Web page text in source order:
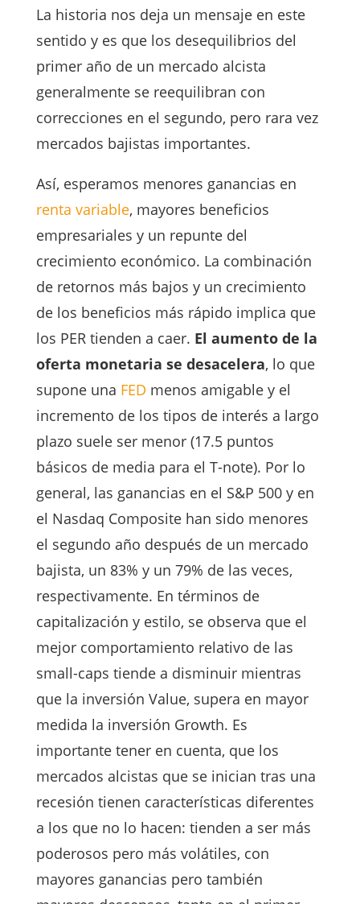
La historia nos deja un mensaje en este
sentido y es que los desequilibrios del
primer año de un mercado alcista
generalmente se reequilibran con
correcciones en el segundo, pero rara vez
mercados bajistas importantes.
Así, esperamos menores ganancias en
renta variable, mayores beneficios
empresariales y un repunte del
crecimiento económico. La combinación
de retornos más bajos y un crecimiento
de los beneficios más rápido implica que
los PER tienden a caer. El aumento de la
oferta monetaria se desacelera, lo que
supone una FED menos amigable y el
incremento de los tipos de interés a largo
plazo suele ser menor (17.5 puntos
básicos de media para el T-note). Por lo
general, las ganancias en el S&P 500 y en
el Nasdaq Composite han sido menores
el segundo año después de un mercado
bajista, un 83% y un 79% de las veces,
respectivamente. En términos de
capitalización y estilo, se observa que el
mejor comportamiento relativo de las
small-caps tiende a disminuir mientras
que la inversión Value, supera en mayor
medida la inversión Growth. Es
importante tener en cuenta, que los
mercados alcistas que se inician tras una
recesión tienen características diferentes
a los que no lo hacen: tienden a ser más
poderosos pero más volátiles, con
mayores ganancias pero también